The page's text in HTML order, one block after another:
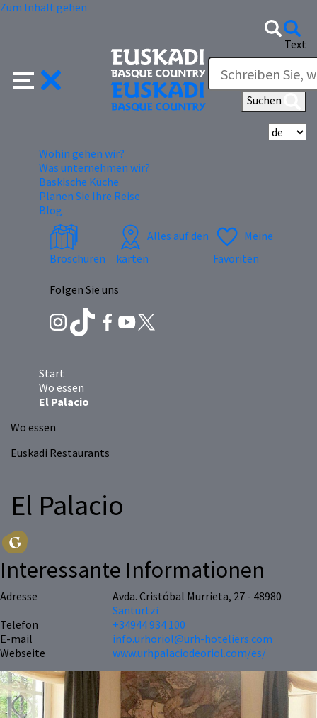
Zum Inhalt gehen
Text
Suchen
Wohin gehen wir?
Was unternehmen wir?
Baskische Küche
Planen Sie Ihre Reise
Blog
Broschüren
Alles auf den
karten
Meine
Favoriten
Folgen Sie uns
Start
Wo essen
El Palacio
Wo essen
Euskadi Restaurants
El Palacio
Interessante Informationen
Adresse
Avda. Cristóbal Murrieta, 27 - 48980
Santurtzi
Telefon
+34944 934 100
E-mail
info.urhoriol@urh-hoteliers.com
Webseite
www.urhpalaciodeoriol.com/es/